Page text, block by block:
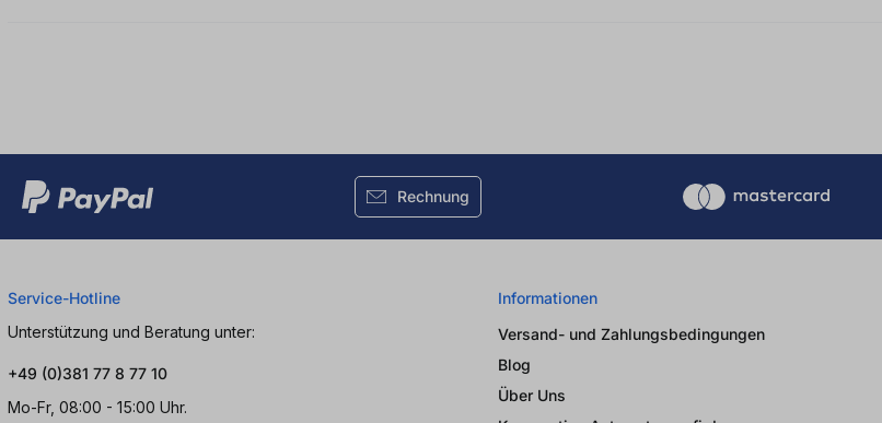
Rechnung
Service-Hotline
Unterstützung und Beratung unter:
+49 (0)381 77 8 77 10
Mo-Fr, 08:00 - 15:00 Uhr.
Informationen
Versand- und Zahlungsbedingungen
Blog
Über Uns